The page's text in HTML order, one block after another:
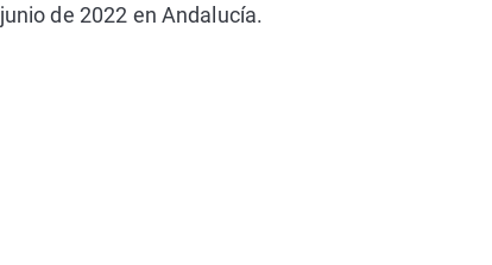
de 2022 en Andalucía.